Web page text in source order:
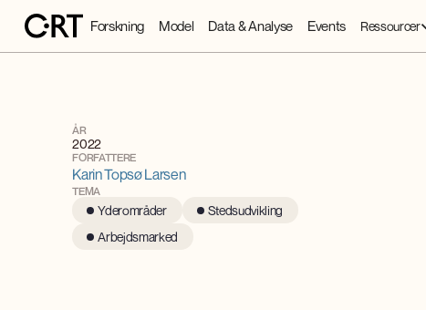
Forskning Model Data & Analyse Events Ressourcer
ÅR
2022
FORFATTERE
Karin Topsø Larsen
TEMA
Yderområder
Stedsudvikling
Arbejdsmarked